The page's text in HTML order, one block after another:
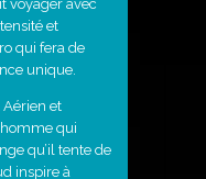
voyager avec
et
qui fera de
unique.
Aérien et
homme qui
qu’il tente de
inspire à